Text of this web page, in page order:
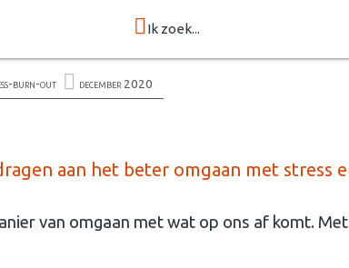
Ik zoek...
burn-out december 2020
aan het beter omgaan met stress
van omgaan met wat op ons af komt.